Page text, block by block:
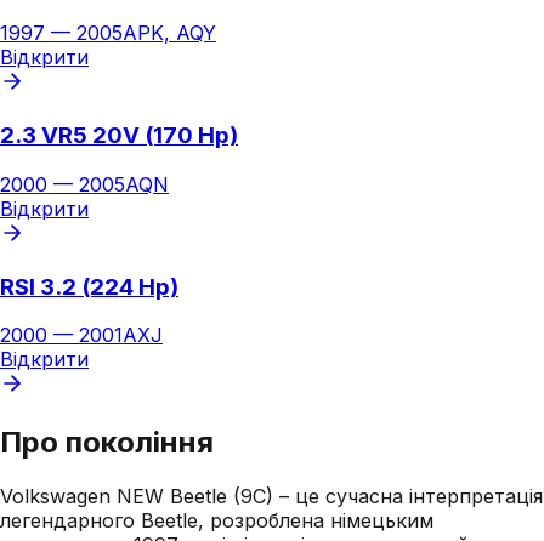
1997 — 2005APK, AQY
Відкрити
2.3 VR5 20V (170 Hp)
2000 — 2005AQN
Відкрити
RSI 3.2 (224 Hp)
2000 — 2001AXJ
Відкрити
Про покоління
Volkswagen NEW Beetle (9C) – це сучасна інтерпретація
легендарного Beetle, розроблена німецьким